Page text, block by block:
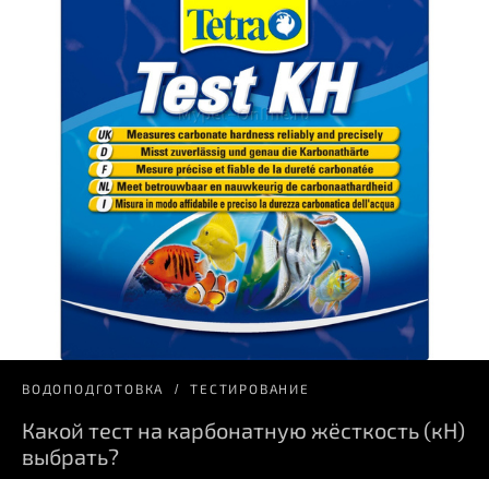
ВОДОПОДГОТОВКА ТЕСТИРОВАНИЕ
Какой тест на карбонатную жёсткость (кН)
выбрать?